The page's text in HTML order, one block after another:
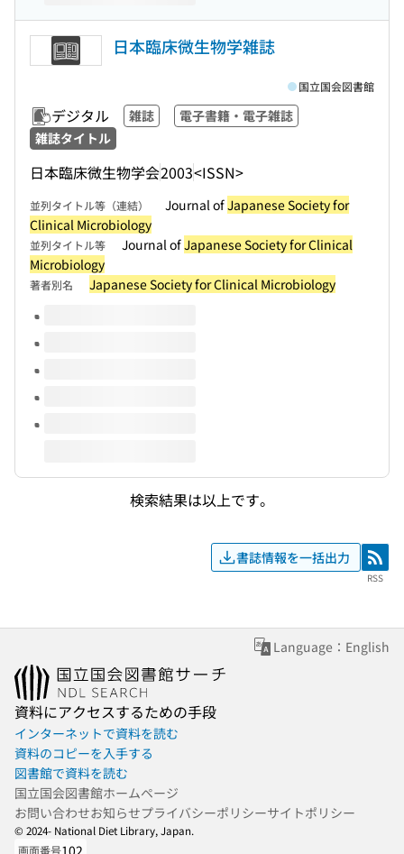
日本臨床微生物学雑誌
デジタル 雑誌
電子書籍・電子雑誌
雑誌タイトル
日本臨床微生物学会2003<ISSN>
国立国会図書館
並列タイトル等（連結） Journal ofJapanese Society for
Clinical Microbiology
並列タイトル等 Journal ofJapanese Society for Clinical
Microbiology
著者別名 Japanese Society for Clinical Microbiology
このタイトルの巻号
検索結果は以上です。
書誌情報を一括出力 RSS
RSS
Language：English
資料にアクセスするための手段
インターネットで資料を読む
資料のコピーを入手する
図書館で資料を読む
国立国会図書館ホームページ
お問い合わせお知らせプライバシーポリシーサイトポリシー
© 2024- National Diet Library, Japan.
画面番号102